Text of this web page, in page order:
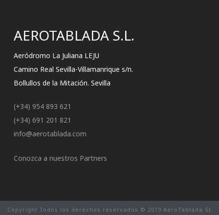
AEROTABLADA S.L.
Aeródromo La Juliana LEJU
Camino Real Sevilla-Villamanrique s/n.
Bollullos de la Mitación. Sevilla
(+34) 954 893 621
(+34) 691 201 821
info@aerotablada.com
Conozca a nuestros Partners
Copyright Todos los derechos reservados © 2019 AeroTablada SL